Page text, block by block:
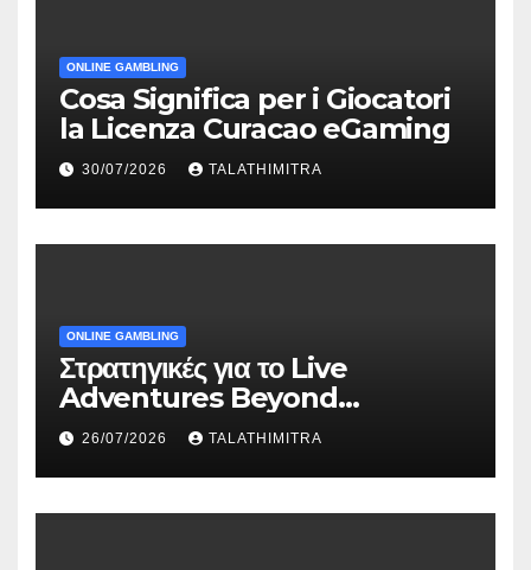
ONLINE GAMBLING
Cosa Significa per i Giocatori
la Licenza Curacao eGaming
30/07/2026 TALATHIMITRA
ONLINE GAMBLING
Στρατηγικές για το Live
Adventures Beyond
Wonderland που Στέκουν
26/07/2026 TALATHIMITRA